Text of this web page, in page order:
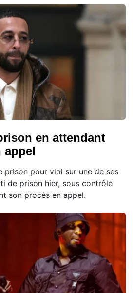
en attendant
appel
prison pour viol sur une de ses
de prison hier, sous contrôle
son procès en appel.